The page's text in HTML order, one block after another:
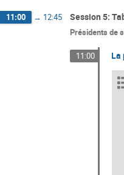
11:00 → 12:45 Session 5:
Présidents de
11:00 La